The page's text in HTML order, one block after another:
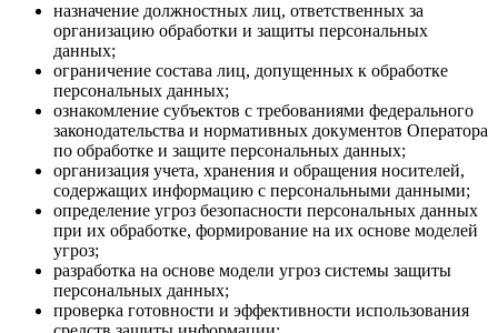
назначение должностных лиц, ответственных за
организацию обработки и защиты персональных
данных;
ограничение состава лиц, допущенных к обработке
персональных данных;
ознакомление субъектов с требованиями федерального
законодательства и нормативных документов Оператора
по обработке и защите персональных данных;
организация учета, хранения и обращения носителей,
содержащих информацию с персональными данными;
определение угроз безопасности персональных данных
при их обработке, формирование на их основе моделей
угроз;
разработка на основе модели угроз системы защиты
персональных данных;
проверка готовности и эффективности использования